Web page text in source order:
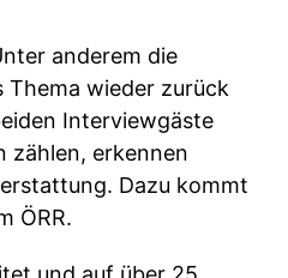
anderem die
Thema wieder zurück
Interviewgäste
zählen, erkennen
Dazu kommt
ÖRR.